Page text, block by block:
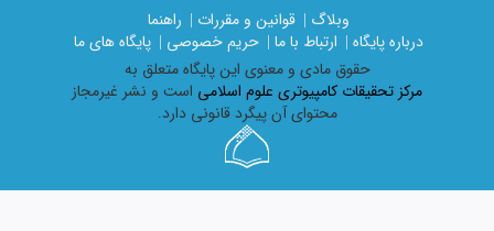
وبلاگ | قوانین و مقررات |
راهنما
درباره پایگاه |
ارتباط با ما | حریم خصوصی |
پایگاه های ما
حقوق مادی و معنوی اين پايگاه متعلق به
مرکز تحقیقات کامپیوتری علوم اسلامی است و نشر غیرمجاز
محتوای آن پیگرد قانونی دارد.